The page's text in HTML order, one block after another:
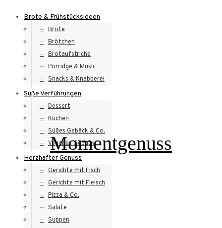
Momentgenuss
Brote & Frühstücksideen
Brote
Brötchen
Brotaufstriche
Porridge & Müsli
Snacks & Knabberei
Süße Verführungen
Dessert
Kuchen
Süßes Gebäck & Co.
Veganes Gebäck
Herzhafter Genuss
Gerichte mit Fisch
Gerichte mit Fleisch
Pizza & Co.
Salate
Suppen